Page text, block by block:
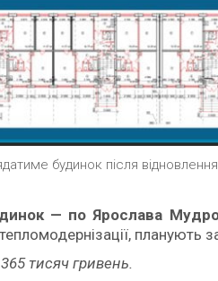
будинок після
— по Ярослава
планують
тисяч гривень.